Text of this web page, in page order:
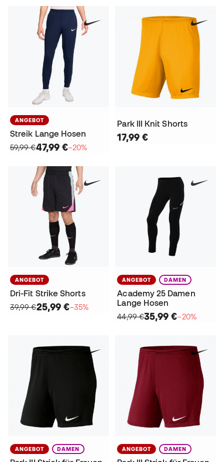
ANGEBOT
Streik Lange Hosen
59,99 €47,99 €−20%
Park III Knit Shorts
17,99 €
ANGEBOT
Dri-Fit Strike Shorts
39,99 €25,99 €−35%
ANGEBOT DAMEN
Academy 25 Damen
Lange Hosen
44,99 €35,99 €−20%
ANGEBOT DAMEN ANGEBOT DAMEN